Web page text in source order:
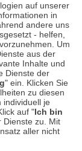
auf unserer
in
andere uns
- helfen,
Um
aus der
Inhalte und
Dienste der
" ein. Klicken Sie
zu diesen
individuell je
auf "Ich bin
Dienste zu. Mit
aller nicht
Uhr